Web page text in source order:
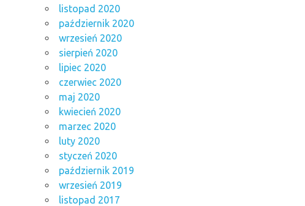
listopad 2020
październik 2020
wrzesień 2020
sierpień 2020
lipiec 2020
czerwiec 2020
maj 2020
kwiecień 2020
marzec 2020
luty 2020
styczeń 2020
październik 2019
wrzesień 2019
listopad 2017